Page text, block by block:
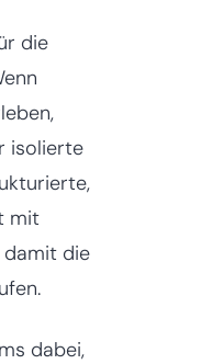
die
isolierte
mit
damit die
dabei,